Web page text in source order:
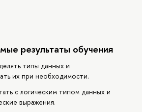
результаты обучения
типы данных и
их при необходимости.
с логическим типом данных и
выражения.